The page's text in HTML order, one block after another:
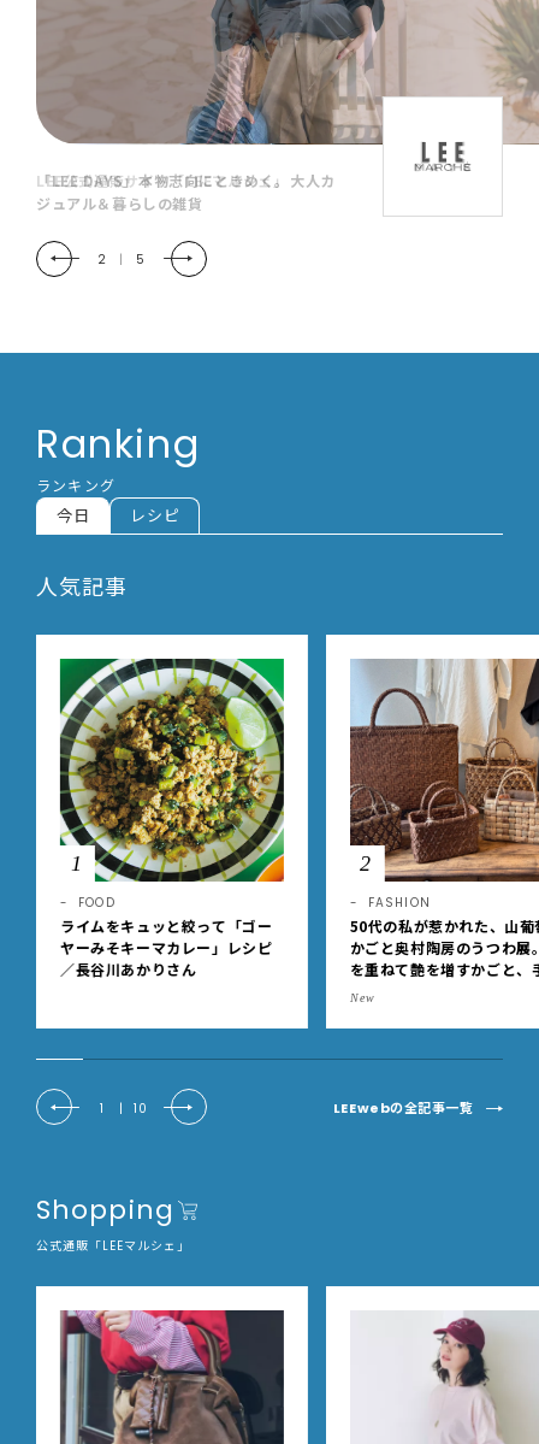
「LEE DAYS」本物志向にときめく。大人カ
ジュアル＆暮らしの雑貨
2 | 5
Ranking
ランキング
今日 レシピ
人気記事
1
FOOD
ライムをキュッと絞って「ゴー
ヤーみそキーマカレー」レシピ
／長谷川あかりさん
2
FASHION
50代の私が惹かれた、山葡
かごと奥村陶房のうつわ展
を重ねて艶を増すかごと、
事の美しさに出会いました
New
1 | 10 LEEwebの全記事一覧
Shopping
公式通販「LEEマルシェ」